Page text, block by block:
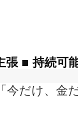
張 ■ 持続可
「今だけ、金